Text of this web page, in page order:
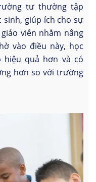
tư thường tập
giúp ích cho sự
viên nhằm nâng
vào điều này, học
quả hơn và có
hơn so với trường